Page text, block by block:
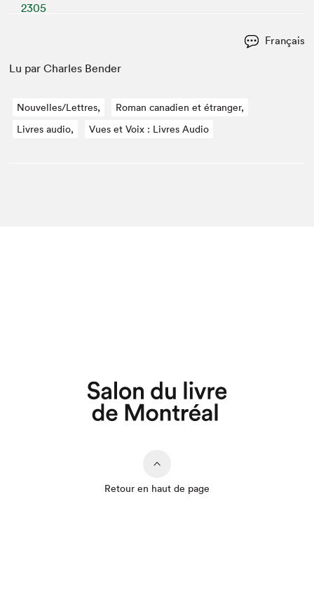
2305
Français
Lu par Charles Bender
Nouvelles/Lettres,
Roman canadien et étranger,
Livres audio,
Vues et Voix : Livres Audio
Retour en haut de page